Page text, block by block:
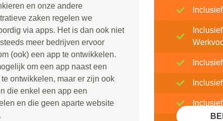
en onze andere
zaken regelen we
via apps. Het is dan ook niet
meer bedrijven ervoor
(ook) een app te ontwikkelen.
om een app naast een
ontwikkelen, maar er zijn ook
die enkel een app een
en die geen aparte website
Inclusief